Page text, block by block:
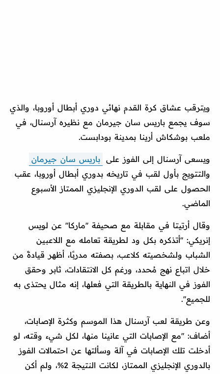
ويترقب عشاق كرة القدم نهائي دوري أبطال أوروبا، والذي
سوف يجمع باريس سان جيرمان مع نظيره آرسنال، في
ملعب بوشكاش أرينا بمدينة بودابست.
ويسعى آرسنال إلى الفوز على باريس سان جيرمان
والتتويج بأول لقب في تاريخه بدوري أبطال أوروبا، عقب
الحصول على لقب الدوري الإنجليزي الممتاز الأسبوع
الماضي.
وقال أرتيتا في مقابلة مع صحيفة ''ماركا'' عن لويس
إنريكي: ''أتذكره بكل ود لطريقة تعامله مع اللاعبين
الشباب ولشخصيته كلاعب، بصفته مدربًا، أظهر قيادةً من
خلال اتباع نهج مُحدد، ورغم كل الانتقادات، ثابر وحقق
الفوز في النهاية بالطريقة التي فعلها، إنه مثال يحتذى به
للجميع''.
وعن طريقة لعب آرسنال هذا الموسم وكثرة الإصابات،
أضاف: ''مع الإصابات التي عانينا منها، لكل شيء وقته، لو
أدخلت تلك الإصابات في آلة وسألتها عن احتمالات الفوز
بالدوري الإنجليزي الممتاز، لكانت النتيجة 2%، ولم أكن